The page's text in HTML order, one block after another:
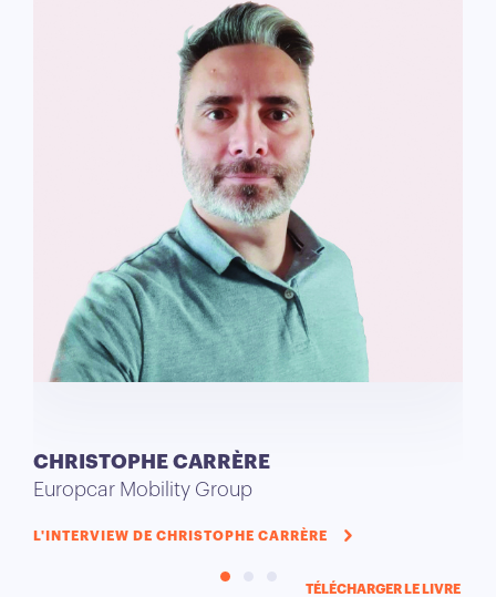
CHRISTOPHE CARRÈRE
Europcar Mobility Group
L'INTERVIEW DE CHRISTOPHE CARRÈRE
TÉLÉCHARGER LE LIVRE